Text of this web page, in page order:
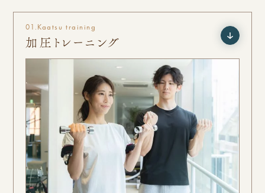
01.Kaatsu training
加圧トレーニング